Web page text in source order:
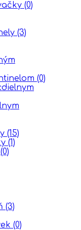
(0)
(3)
(0)
(15)
(1)
(0)
(3)
(0)